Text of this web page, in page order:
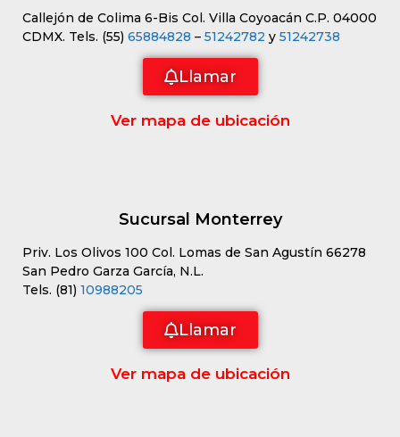
Callejón de Colima 6-Bis Col. Villa Coyoacán C.P. 04000
CDMX. Tels. (55) 65884828 – 51242782 y 51242738
Llamar
Ver mapa de ubicación
Sucursal Monterrey
Priv. Los Olivos 100 Col. Lomas de San Agustín 66278
San Pedro Garza García, N.L.
Tels. (81) 10988205
Llamar
Ver mapa de ubicación